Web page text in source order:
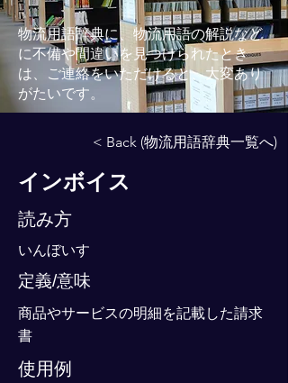
物流用語辞典に、物流用語の解説など
に不備や間違いを見つけられたとき
は、ご連絡をいただけると、大変あり
がたいです。
< Back (物流用語辞典一覧へ)
インボイス
読み方
いんぼいす
定義/意味
商品やサービスの明細を記載した請求
書
使用例